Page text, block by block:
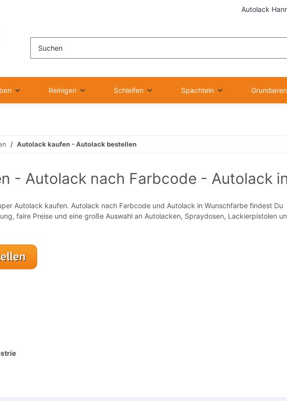
Autolack
Reinigen Schleifen Spachteln Grundieren
Autolack kaufen - Autolack bestellen
- Autolack nach Farbcode - Autolack
Autolack kaufen. Autolack nach Farbcode und Autolack in Wunschfarbe findest Du
faire Preise und eine große Auswahl an Autolacken, Spraydosen, Lackierpistolen